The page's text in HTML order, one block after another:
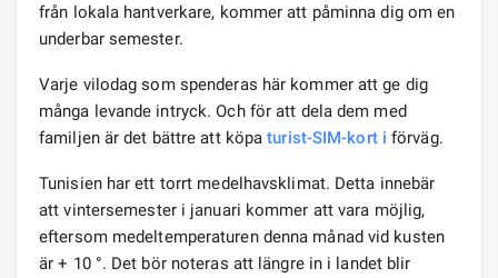
från lokala hantverkare, kommer att påminna dig om en
underbar semester.
Varje vilodag som spenderas här kommer att ge dig
många levande intryck. Och för att dela dem med
familjen är det bättre att köpaturist-SIM-kort i förväg.
Tunisien har ett torrt medelhavsklimat. Detta innebär
att vintersemester i januari kommer att vara möjlig,
eftersom medeltemperaturen denna månad vid kusten
är + 10 °. Det bör noteras att längre in i landet blir